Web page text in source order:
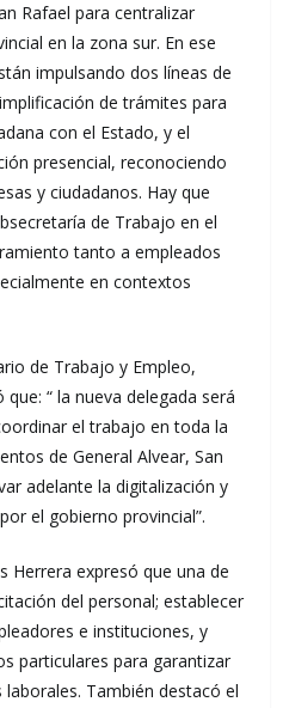
Rafael para centralizar
en la zona sur. En ese
impulsando dos líneas de
de trámites para
con el Estado, y el
presencial, reconociendo
y ciudadanos. Hay que
de Trabajo en el
tanto a empleados
en contextos
de Trabajo y Empleo,
“ la nueva delegada será
el trabajo en toda la
de General Alvear, San
adelante la digitalización y
el gobierno provincial”.
Herrera expresó que una de
del personal; establecer
e instituciones, y
particulares para garantizar
También destacó el